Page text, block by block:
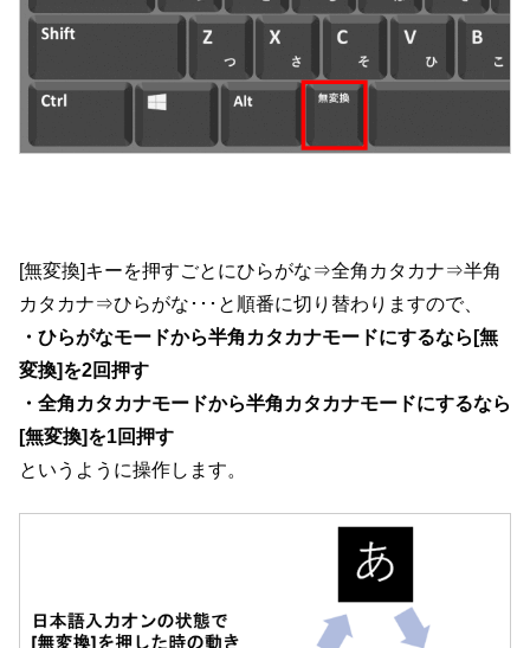
[無変換]キーを押すごとにひらがな⇒全角カタカナ⇒半角
カタカナ⇒ひらがな･･･と順番に切り替わりますので、
・ひらがなモードから半角カタカナモードにするなら[無
変換]を2回押す
・全角カタカナモードから半角カタカナモードにするなら
[無変換]を1回押す
というように操作します。